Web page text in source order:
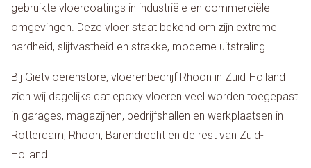
gebruikte vloercoatings in industriële en commerciële
omgevingen. Deze vloer staat bekend om zijn extreme
hardheid, slijtvastheid en strakke, moderne uitstraling.
Bij Gietvloerenstore, vloerenbedrijf Rhoon in Zuid-Holland
zien wij dagelijks dat epoxy vloeren veel worden toegepast
in garages, magazijnen, bedrijfshallen en werkplaatsen in
Rotterdam, Rhoon, Barendrecht en de rest van Zuid-
Holland.